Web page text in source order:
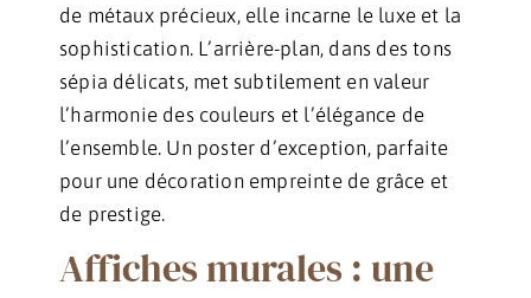
de métaux précieux, elle incarne le luxe et la
sophistication. L’arrière-plan, dans des tons
sépia délicats, met subtilement en valeur
l’harmonie des couleurs et l’élégance de
l’ensemble. Un poster d’exception, parfaite
pour une décoration empreinte de grâce et
de prestige.
Affiches murales : une